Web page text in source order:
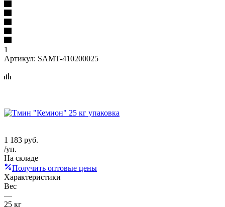
1
Артикул: SAMT-410200025
1 183 руб.
/уп.
На складе
Получить оптовые цены
Характеристики
Вес
—
25 кг